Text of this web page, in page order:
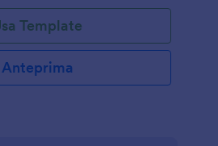
Template
Anteprima